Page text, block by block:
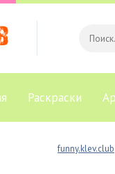
Раскраски
funny.klev.club